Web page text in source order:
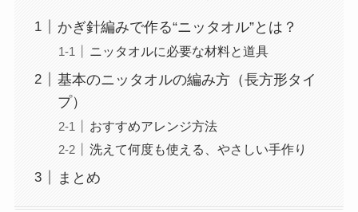
かぎ針編みで作る“ニッタオル”とは？
ニッタオルに必要な材料と道具
基本のニッタオルの編み方（長方形タイ
プ）
おすすめアレンジ方法
洗えて何度も使える、やさしい手作り
まとめ